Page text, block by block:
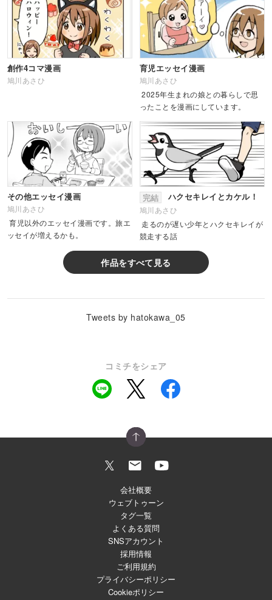
創作4コマ漫画
鳩川あさひ
育児エッセイ漫画
鳩川あさひ
2025年生まれの娘との暮らしで思
ったことを漫画にしています。
その他エッセイ漫画
鳩川あさひ
育児以外のエッセイ漫画です。旅エ
ッセイが増えるかも。
完結 ハクセキレイとカケル！
鳩川あさひ
走るのが遅い少年とハクセキレイが
競走する話
作品をすべて見る
Tweets by hatokawa_05
コミチをシェア
会社概要
ウェブトゥーン
タグ一覧
よくある質問
SNSアカウント
採用情報
ご利用規約
プライバシーポリシー
Cookieポリシー